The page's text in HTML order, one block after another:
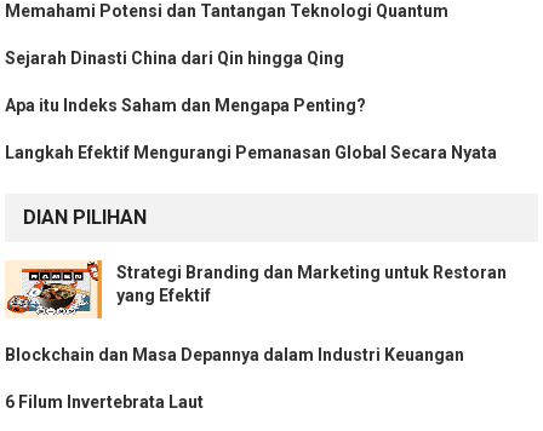
Memahami Potensi dan Tantangan Teknologi Quantum
Sejarah Dinasti China dari Qin hingga Qing
Apa itu Indeks Saham dan Mengapa Penting?
Langkah Efektif Mengurangi Pemanasan Global Secara Nyata
DIAN PILIHAN
Strategi Branding dan Marketing untuk Restoran
yang Efektif
Blockchain dan Masa Depannya dalam Industri Keuangan
6 Filum Invertebrata Laut